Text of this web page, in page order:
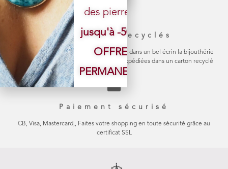
Emballage recyclés
Chaque bijou est soigneusement emballé dans un bel écrin la bijouthérie
en carton naturel Les commandes sont expédiées dans un carton recyclé
Paiement sécurisé
CB, Visa, Mastercard,, Faites votre shopping en toute sécurité grâce au
certificat SSL
des pierres.
jusqu'à -50%
OFFRE
PERMANENTE